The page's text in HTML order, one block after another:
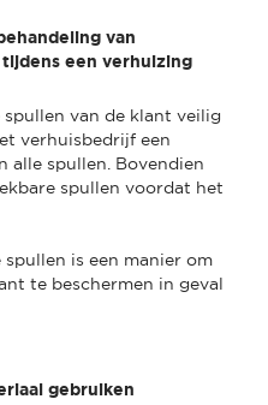
van
een verhuizing
van de klant veilig
verhuisbedrijf een
alle spullen. Bovendien
spullen voordat het
is een manier om
te beschermen in geval
gebruiken